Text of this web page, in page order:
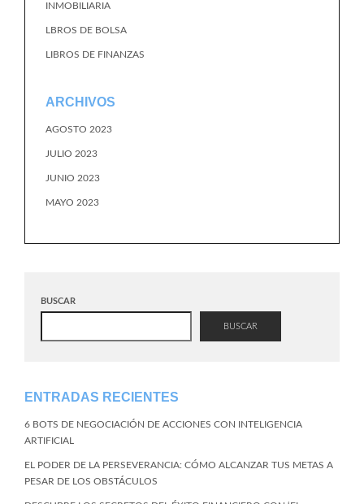
INMOBILIARIA
LBROS DE BOLSA
LIBROS DE FINANZAS
ARCHIVOS
AGOSTO 2023
JULIO 2023
JUNIO 2023
MAYO 2023
BUSCAR
BUSCAR
ENTRADAS RECIENTES
6 BOTS DE NEGOCIACIÓN DE ACCIONES CON INTELIGENCIA
ARTIFICIAL
EL PODER DE LA PERSEVERANCIA: CÓMO ALCANZAR TUS METAS A
PESAR DE LOS OBSTÁCULOS